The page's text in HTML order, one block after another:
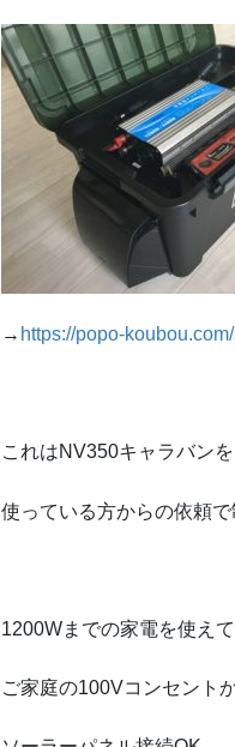
→ https://popo-
これはNV350キャラバン
使っている方からの依頼
1200Wまでの家電を使えて
ご家庭の100Vコンセント